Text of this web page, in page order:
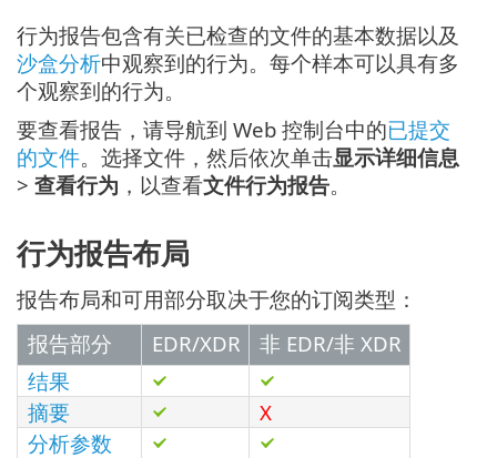
行为报告包含有关已检查的文件的基本数据以及
沙盒分析中观察到的行为。每个样本可以具有多
个观察到的行为。
要查看报告，请导航到 Web 控制台中的已提交
的文件。选择文件，然后依次单击显示详细信息
> 查看行为 ，以查看文件行为报告。
行为报告布局
报告布局和可用部分取决于您的订阅类型：
报告部分
EDR/XDR
非 EDR/非 XDR
结果
摘要
X
分析参数